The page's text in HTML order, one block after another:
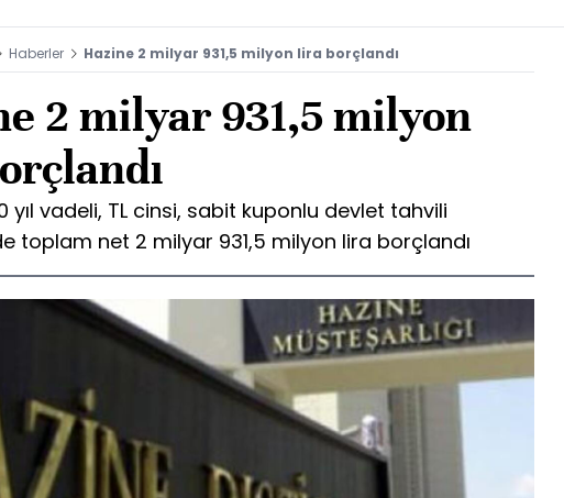
Haberler Hazine 2 milyar 931,5 milyon lira borçlandı
2 milyar 931,5 milyon
yıl vadeli, TL cinsi, sabit kuponlu devlet tahvili
toplam net 2 milyar 931,5 milyon lira borçlandı